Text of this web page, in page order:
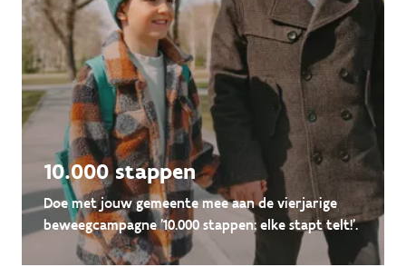
10.000 stappen
Doe met jouw gemeente mee aan de vierjarige
beweegcampagne ’10.000 stappen: elke stapt telt!’.